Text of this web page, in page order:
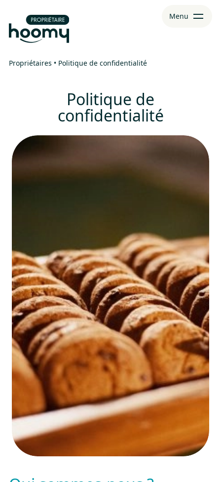
au
menu
contenu
Menu
Propriétaires • Politique de confidentialité
Politique de
confidentialité